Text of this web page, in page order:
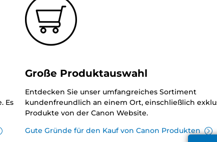
Es
Große Produktauswahl
Entdecken Sie unser umfangreiches Sortiment
kundenfreundlich an einem Ort, einschließlich
Produkte von der Canon Website.
Gute Gründe für den Kauf von Canon Produkten